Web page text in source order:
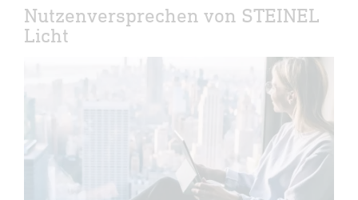
Nutzenversprechen von STEINEL
Licht